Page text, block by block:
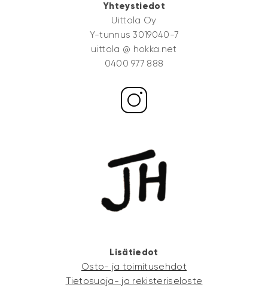
Yhteystiedot
Uittola Oy
Y-tunnus 3019040-7
uittola @ hokka.net
0400 977 888
Lisätiedot
Osto- ja toimitusehdot
Tietosuoja- ja rekisteriseloste